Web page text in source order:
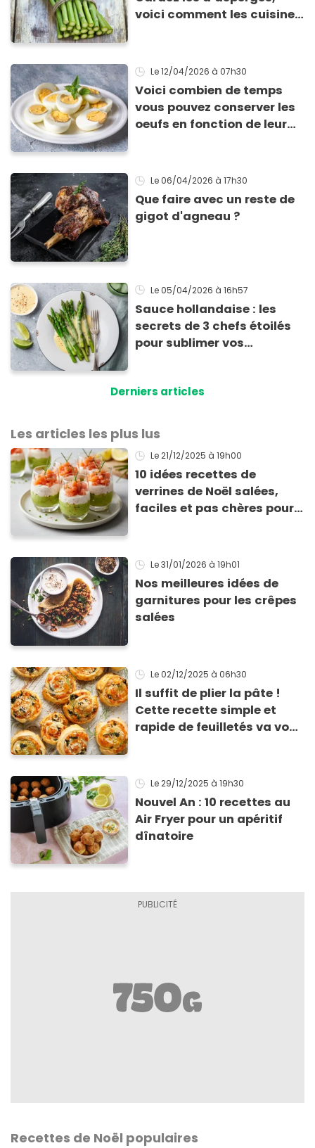
voici comment les cuisiner
Le 12/04/2026 à 07h30
Voici combien de temps
vous pouvez conserver les
oeufs en fonction de leur
Le 06/04/2026 à 17h30
Que faire avec un reste de
gigot d'agneau ?
Le 05/04/2026 à 16h57
Sauce hollandaise : les
secrets de 3 chefs étoilés
pour sublimer vos
Derniers articles
Les articles les plus lus
Le 21/12/2025 à 19h00
10 idées recettes de
verrines de Noël salées,
faciles et pas chères pour
Le 31/01/2026 à 19h01
Nos meilleures idées de
garnitures pour les crêpes
salées
Le 02/12/2025 à 06h30
Il suffit de plier la pâte !
Cette recette simple et
rapide de feuilletés va vous
Le 29/12/2025 à 19h30
Nouvel An : 10 recettes au
Air Fryer pour un apéritif
dînatoire
Recettes de Noël populaires